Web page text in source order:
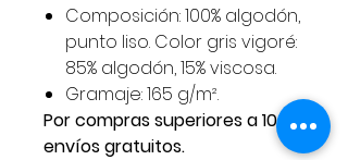
Composición: 100% algodón,
punto liso. Color gris vigoré:
85% algodón, 15% viscosa.
Gramaje: 165 g/m².
Por compras superiores a 100€
envíos gratuitos.